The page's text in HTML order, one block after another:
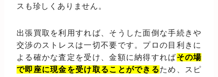
スも珍しくありません。
出張買取を利用すれば、そうした面倒な手続きや
交渉のストレスは一切不要です。プロの目利きに
よる確かな査定を受け、金額に納得すればその場
で即座に現金を受け取ることができるため、スピ